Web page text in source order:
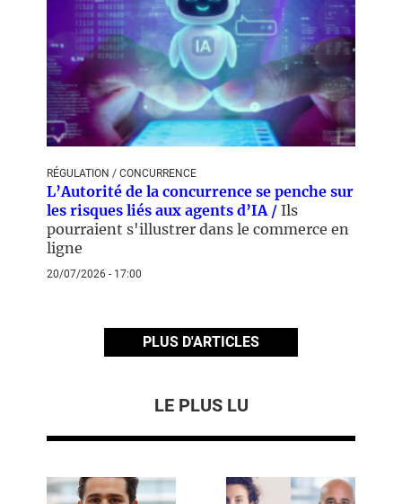
RÉGULATION / CONCURRENCE
L’Autorité de la concurrence se penche sur
les risques liés aux agents d’IA / Ils
pourraient s'illustrer dans le commerce en
ligne
20/07/2026 - 17:00
PLUS D'ARTICLES
LE PLUS LU